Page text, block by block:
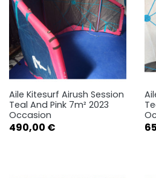
Aile Kitesurf Airush Session
Teal And Pink 7m² 2023
Occasion
Prix
490,00 €